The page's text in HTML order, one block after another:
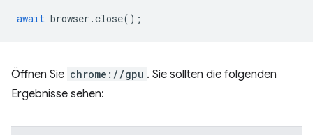
await browser .close();
Öffnen Sie chrome://gpu . Sie sollten die folgenden
Ergebnisse sehen: